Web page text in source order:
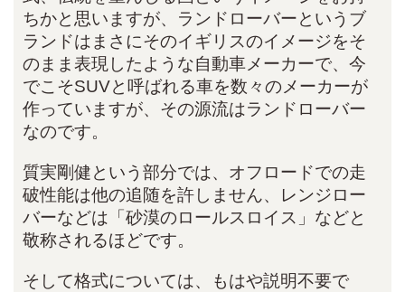
ちかと思いますが、ランドローバーというブ
ランドはまさにそのイギリスのイメージをそ
のまま表現したような自動車メーカーで、今
でこそSUVと呼ばれる車を数々のメーカーが
作っていますが、その源流はランドローバー
なのです。
質実剛健という部分では、オフロードでの走
破性能は他の追随を許しません、レンジロー
バーなどは「砂漠のロールスロイス」などと
敬称されるほどです。
そして格式については、もはや説明不要で